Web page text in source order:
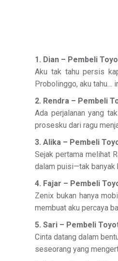
1. Dian – Pembeli
Aku tak tahu persis
Probolinggo, aku tahu…
2. Rendra – Pembeli
Ada perjalanan yang
prosesku dari ragu
3. Alika – Pembeli
Sejak pertama melihat
dalam puisi—tak banyak
4. Fajar – Pembeli
Zenix bukan hanya
membuat aku percaya
5. Sari – Pembeli
Cinta datang dalam
seseorang yang